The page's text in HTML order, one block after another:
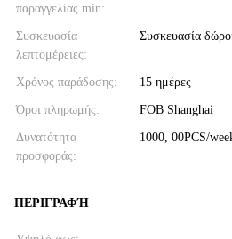
παραγγελίας min:
Συσκευασία
λεπτομέρειες:
Συσκευασία
Χρόνος παράδοσης: 15 ημέρες
Όροι πληρωμής: FOB Shanghai
Δυνατότητα
προσφοράς:
1000, 00PCS/
ΠΕΡΙΓΡΑΦΉ